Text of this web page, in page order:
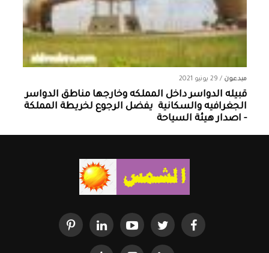
مبدعون / 29 يونيو 2021
قبيله الدواسر داخل المملكه وخارجها ‏مناطق الدواسر
الجغرافيه والسكانية ‏ يفضل الرجوع لخريطة المملكة
- اصدار هيئة السياحة